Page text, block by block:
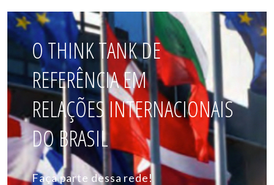
O THINK TANK DE
REFERÊNCIA EM
RELAÇÕES INTERNACIONAIS
DO BRASIL
Faça parte dessa rede!